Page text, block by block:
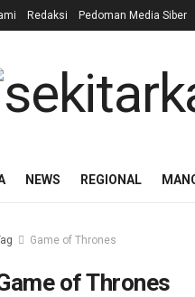
Redaksi Pedoman Media Siber
NEWS REGIONAL
Game of Thrones
of Thrones